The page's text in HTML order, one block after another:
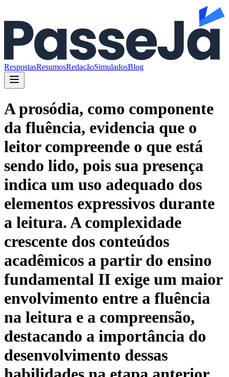
RespostasResumosRedaçãoSimuladosBlog
A prosódia, como componente
da fluência, evidencia que o
leitor compreende o que está
sendo lido, pois sua presença
indica um uso adequado dos
elementos expressivos durante
a leitura. A complexidade
crescente dos conteúdos
acadêmicos a partir do ensino
fundamental II exige um maior
envolvimento entre a fluência
na leitura e a compreensão,
destacando a importância do
desenvolvimento dessas